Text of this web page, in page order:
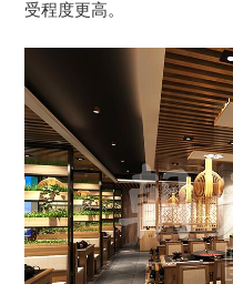
受程度更高。